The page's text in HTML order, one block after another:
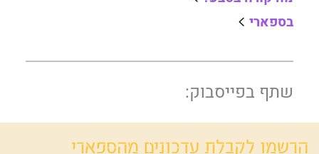
בספארי
שתף בפייסבוק:
הרשמו לקבלת עדכונים מהספארי